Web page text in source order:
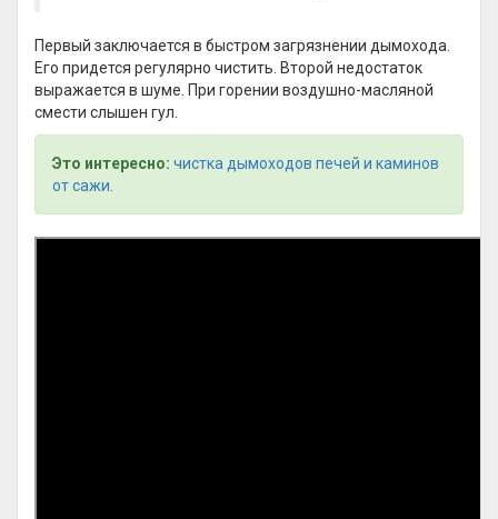
Первый заключается в быстром загрязнении дымохода.
Его придется регулярно чистить. Второй недостаток
выражается в шуме. При горении воздушно-масляной
смести слышен гул.
Это интересно: чистка дымоходов печей и каминов
от сажи.